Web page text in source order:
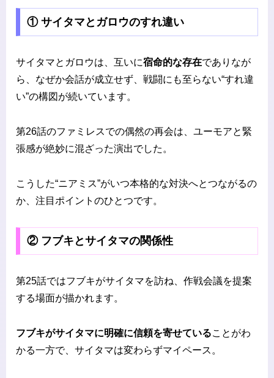
① サイタマとガロウのすれ違い
サイタマとガロウは、互いに宿命的な存在でありなが
ら、なぜか会話が成立せず、戦闘にも至らない“すれ違
い”の構図が続いています。
第26話のファミレスでの偶然の再会は、ユーモアと緊
張感が絶妙に混ざった演出でした。
こうした“ニアミス”がいつ本格的な対決へとつながるの
か、注目ポイントのひとつです。
② フブキとサイタマの関係性
第25話ではフブキがサイタマを訪ね、作戦会議を提案
する場面が描かれます。
フブキがサイタマに明確に信頼を寄せていることがわ
かる一方で、サイタマは変わらずマイペース。